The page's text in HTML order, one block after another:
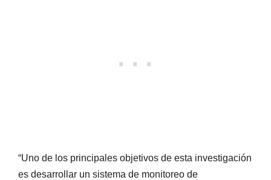
“Uno de los principales objetivos de esta investigación
es desarrollar un sistema de monitoreo de